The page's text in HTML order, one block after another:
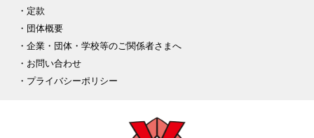
定款
団体概要
企業・団体・学校等のご関係者さまへ
お問い合わせ
プライバシーポリシー